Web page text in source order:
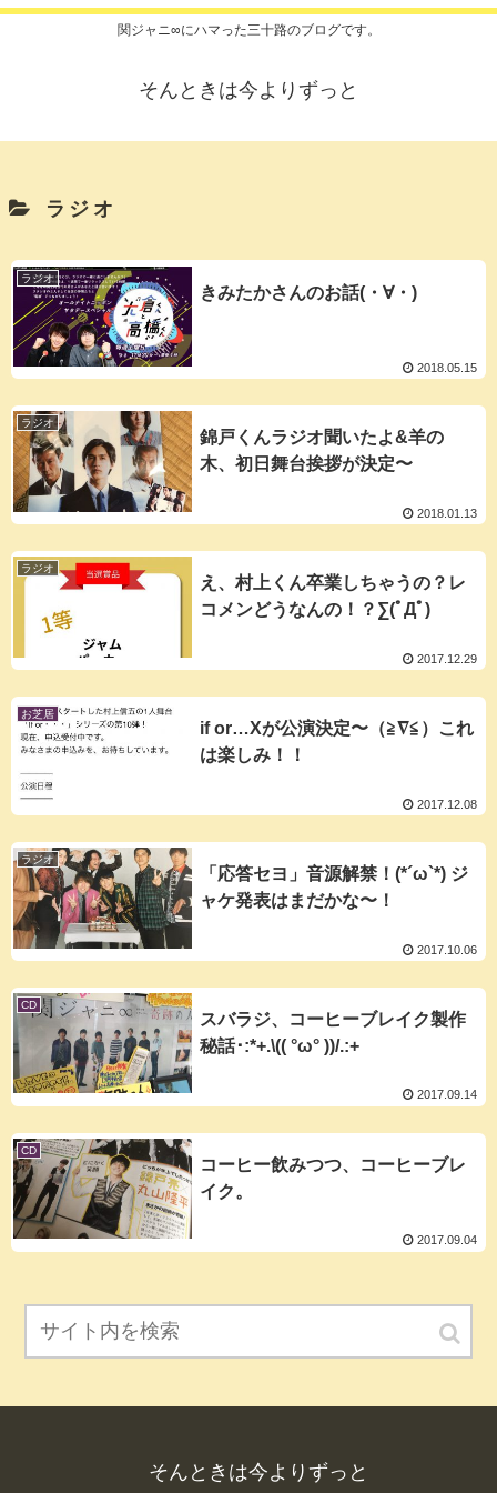
関ジャニ∞にハマった三十路のブログです。
そんときは今よりずっと
ラジオ
ラジオ
きみたかさんのお話(・∀・)
2018.05.15
ラジオ
錦戸くんラジオ聞いたよ&羊の
木、初日舞台挨拶が決定〜
2018.01.13
ラジオ
え、村上くん卒業しちゃうの？レ
コメンどうなんの！？∑(ﾟДﾟ)
2017.12.29
お芝居
if or…Xが公演決定〜（≧∇≦）これ
は楽しみ！！
2017.12.08
ラジオ
「応答セヨ」音源解禁！(*´ω`*) ジ
ャケ発表はまだかな〜！
2017.10.06
CD
スバラジ、コーヒーブレイク製作
秘話･:*+.\(( °ω° ))/.:+
2017.09.14
CD
コーヒー飲みつつ、コーヒーブレ
イク。
2017.09.04
そんときは今よりずっと